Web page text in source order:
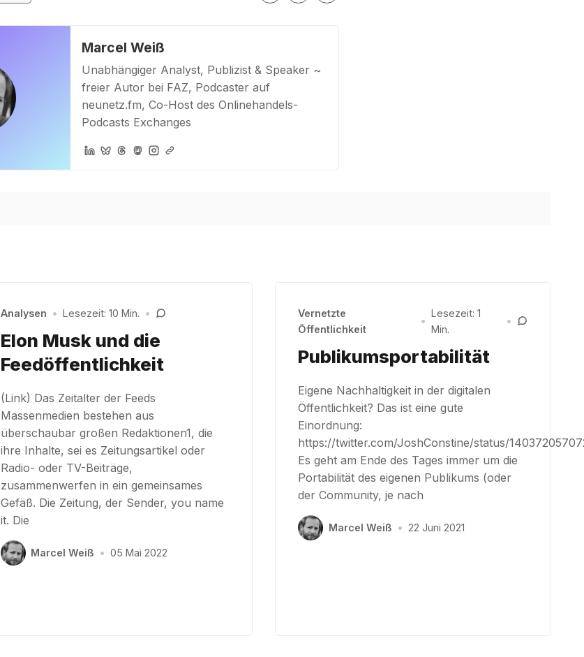
Marcel Weiß
Unabhängiger Analyst, Publizist & Speaker ~
freier Autor bei FAZ, Podcaster auf
neunetz.fm, Co-Host des Onlinehandels-
Podcasts Exchanges
Analysen • Lesezeit: 10 Min. •
Elon Musk und die
Feedöffentlichkeit
(Link) Das Zeitalter der Feeds
Massenmedien bestehen aus
überschaubar großen Redaktionen1, die
ihre Inhalte, sei es Zeitungsartikel oder
Radio- oder TV-Beiträge,
zusammenwerfen in ein gemeinsames
Gefäß. Die Zeitung, der Sender, you name
it. Die
Marcel Weiß • 05 Mai 2022
Vernetzte
Öffentlichkeit
•
Lesezeit: 1
Min.
•
Publikumsportabilität
Eigene Nachhaltigkeit in der digitalen
Öffentlichkeit? Das ist eine gute
Einordnung:
https://twitter.com/JoshConstine/status/
Es geht am Ende des Tages immer um die
Portabilität des eigenen Publikums (oder
der Community, je nach
Marcel Weiß • 22 Juni 2021